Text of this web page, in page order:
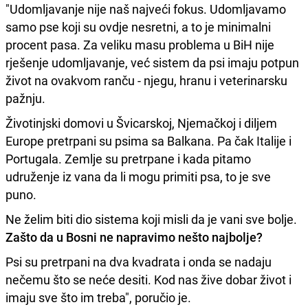
"Udomljavanje nije naš najveći fokus. Udomljavamo
samo pse koji su ovdje nesretni, a to je minimalni
procent pasa. Za veliku masu problema u BiH nije
rješenje udomljavanje, već sistem da psi imaju potpun
život na ovakvom ranču - njegu, hranu i veterinarsku
pažnju.
Životinjski domovi u Švicarskoj, Njemačkoj i diljem
Europe pretrpani su psima sa Balkana. Pa čak Italije i
Portugala. Zemlje su pretrpane i kada pitamo
udruženje iz vana da li mogu primiti psa, to je sve
puno.
Ne želim biti dio sistema koji misli da je vani sve bolje.
Zašto da u Bosni ne napravimo nešto najbolje?
Psi su pretrpani na dva kvadrata i onda se nadaju
nečemu što se neće desiti. Kod nas žive dobar život i
imaju sve što im treba", poručio je.